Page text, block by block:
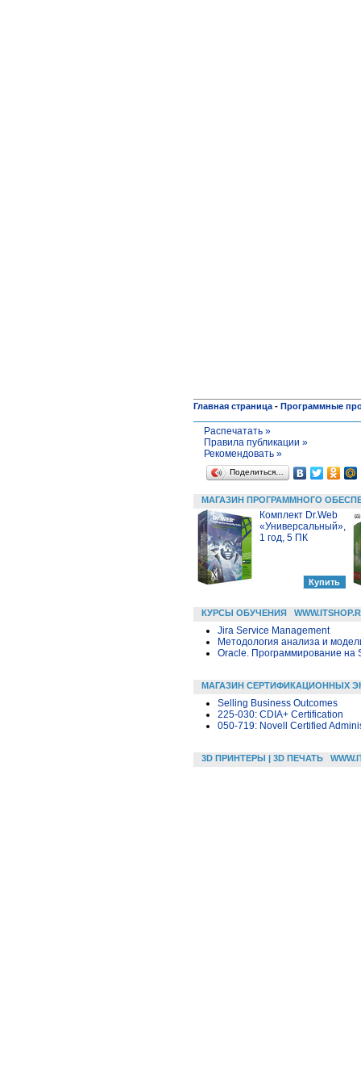
Главная страница - Программные
Распечатать »
Правила публикации »
Рекомендовать »
Поделиться…
МАГАЗИН ПРОГРАММНОГО
Комплект Dr.Web
«Универсальный»,
1 год, 5 ПК
КУРСЫ ОБУЧЕНИЯ
Jira Service Management
Методология анализа и
Oracle. Программирование на
МАГАЗИН СЕРТИФИКАЦИОННЫХ
Selling Business Outcomes
225-030: CDIA+ Certification
050-719: Novell Certified
3D ПРИНТЕРЫ | 3D ПЕЧАТЬ